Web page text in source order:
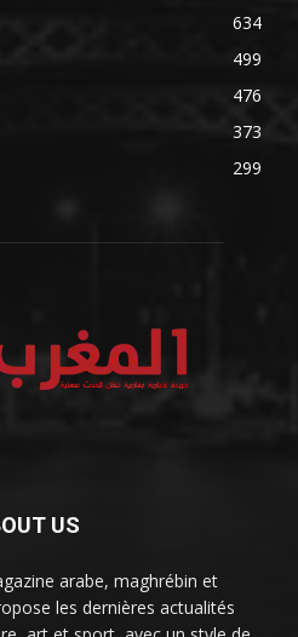
634
499
476
373
299
US
arabe, maghrébin et
les dernières actualités